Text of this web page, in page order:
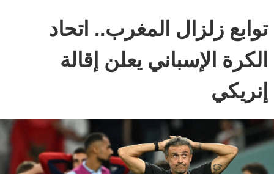
توابع زلزال المغرب.. اتحاد
الكرة الإسباني يعلن إقالة
إنريكي